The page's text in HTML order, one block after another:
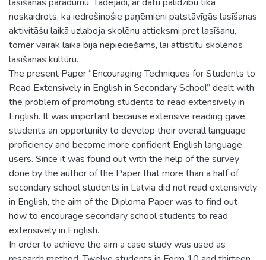
noskaidrots, ka iedrošinošie paņēmieni patstāvīgās lasīšanas
aktivitāšu laikā uzlaboja skolēnu attieksmi pret lasīšanu,
tomēr vairāk laika bija nepieciešams, lai attīstītu skolēnos
lasīšanas kultūru.
The present Paper “Encouraging Techniques for Students to
Read Extensively in English in Secondary School” dealt with
the problem of promoting students to read extensively in
English. It was important because extensive reading gave
students an opportunity to develop their overall language
proficiency and become more confident English language
users. Since it was found out with the help of the survey
done by the author of the Paper that more than a half of
secondary school students in Latvia did not read extensively
in English, the aim of the Diploma Paper was to find out
how to encourage secondary school students to read
extensively in English.
In order to achieve the aim a case study was used as